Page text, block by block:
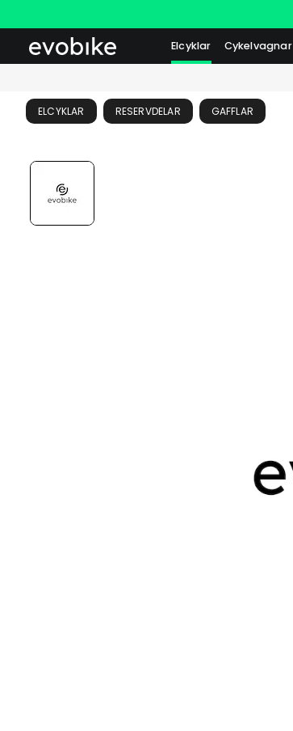
Elcyklar Cykelvagnar
ELCYKLAR RESERVDELAR GAFFLAR